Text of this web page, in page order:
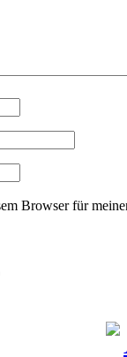
Browser für